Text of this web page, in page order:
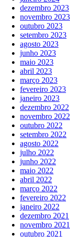
dezembro 2023
novembro 2023
outubro 2023
setembro 2023
agosto 2023
junho 2023
maio 2023
abril 2023
março 2023
fevereiro 2023
janeiro 2023
dezembro 2022
novembro 2022
outubro 2022
setembro 2022
agosto 2022
julho 2022
junho 2022
maio 2022
abril 2022
março 2022
fevereiro 2022
janeiro 2022
dezembro 2021
novembro 2021
outubro 2021